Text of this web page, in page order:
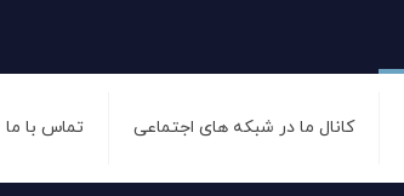
کانال ما در شبکه های اجتماعی تماس با ما